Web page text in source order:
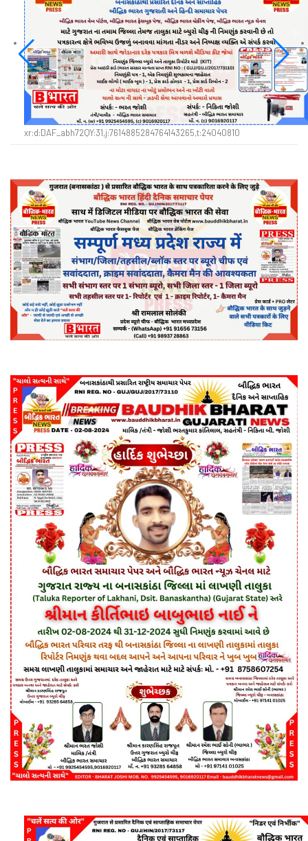
xr:d:DAF_abh72QY:31,j:7614885284764143265,t:24040810